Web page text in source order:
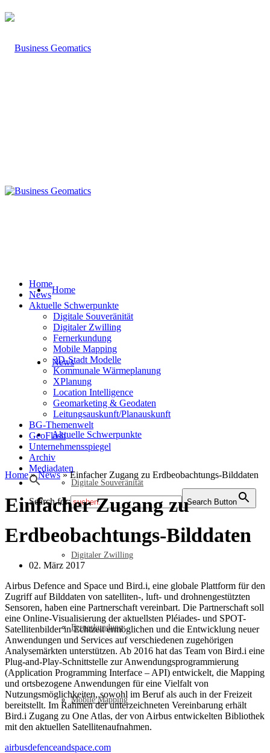
Home
News
Aktuelle Schwerpunkte
Digitale Souveränität
Digitaler Zwilling
Fernerkundung
Mobile Mapping
Home
News
Aktuelle Schwerpunkte
Digitale Souveränität
Digitaler Zwilling
Fernerkundung
Mobile Mapping
3D-Stadt Modelle
Kommunale Wärmeplanung
XPlanung
Location Intelligence
Geomarketing & Geodaten
Leitungsauskunft/Planauskunft
BG-Themenwelt
GeoFlash
Unternehmensspiegel
Archiv
Mediadaten
Search for: Search Button
Home»News»Einfacher Zugang zu Erdbeobachtungs-Bilddaten
Einfacher Zugang zu
Erdbeobachtungs-Bilddaten
02. März 2017
Airbus Defence and Space und Bird.i, eine globale Plattform für den
Zugriff auf Bilddaten von satelliten-, luft- und drohnengestützten
Sensoren, haben eine Partnerschaft vereinbart. Die Partnerschaft soll
eine Online-Visualisierung der aktuellsten Pléiades- und SPOT-
Satellitenbilder in Echtzeit ermöglichen und die Entwicklung neuer
Anwendungen und Services auf verschiedenen zugehörigen
Analysemärkten unterstützen. Ab 2016 hat das Team von Bird.i eine
Plug-and-Play-Schnittstelle zur Anwendungsprogrammierung
(Application Programming Interface – API) entwickelt, die Mapping
und ortsbezogene Anwendungen für eine Vielfalt von
Nutzungsmöglichkeiten, sowohl im Beruf als auch in der Freizeit
bereitstellt. Im Rahmen der unterzeichneten Vereinbarung erhält
Bird.i Zugang zu One Atlas, der von Airbus entwickelten Bibliothek
mit den aktuellen Satellitenaufnahmen.
airbusdefenceandspace.com